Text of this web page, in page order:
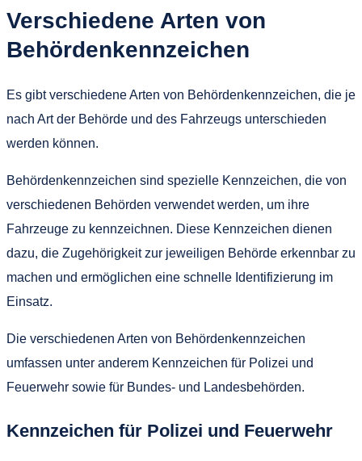
Verschiedene Arten von
Behördenkennzeichen
Es gibt verschiedene Arten von Behördenkennzeichen, die je
nach Art der Behörde und des Fahrzeugs unterschieden
werden können.
Behördenkennzeichen sind spezielle Kennzeichen, die von
verschiedenen Behörden verwendet werden, um ihre
Fahrzeuge zu kennzeichnen. Diese Kennzeichen dienen
dazu, die Zugehörigkeit zur jeweiligen Behörde erkennbar zu
machen und ermöglichen eine schnelle Identifizierung im
Einsatz.
Die verschiedenen Arten von Behördenkennzeichen
umfassen unter anderem Kennzeichen für Polizei und
Feuerwehr sowie für Bundes- und Landesbehörden.
Kennzeichen für Polizei und Feuerwehr